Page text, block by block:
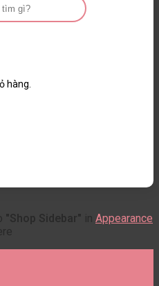
hàng.
"Shop Sidebar"
Appearance